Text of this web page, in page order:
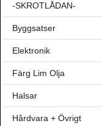
-SKROTLÅDAN-
Byggsatser
Elektronik
Färg Lim Olja
Halsar
Hårdvara + Övrigt